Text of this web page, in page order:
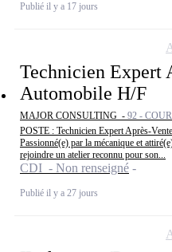
Publié il y a 17 jours
Technicien Expert
Automobile H/F
MAJOR CONSULTING - 92 -
POSTE : Technicien Expert Après-
Passionné(e) par la mécanique et
rejoindre un atelier reconnu pour son...
CDI - Non renseigné
Publié il y a 27 jours